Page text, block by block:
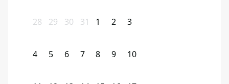
28 29 30 31 1 2 3
4 5 6 7 8 9 10